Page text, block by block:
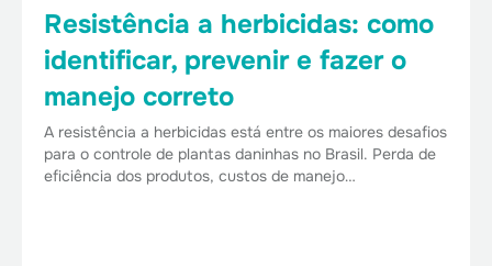
Resistência a herbicidas: como
identificar, prevenir e fazer o
manejo correto
A resistência a herbicidas está entre os maiores desafios
para o controle de plantas daninhas no Brasil. Perda de
eficiência dos produtos, custos de manejo…